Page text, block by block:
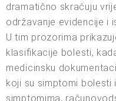
dramatično skraćuju
održavanje evidencije i
U tim prozorima
klasifikacije bolesti,
medicinsku
koji su simptomi bolesti
simptomima,